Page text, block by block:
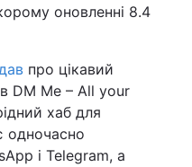
оновленні 8.4
про цікавий
DM Me – All your
хаб для
одночасно
і Telegram, а